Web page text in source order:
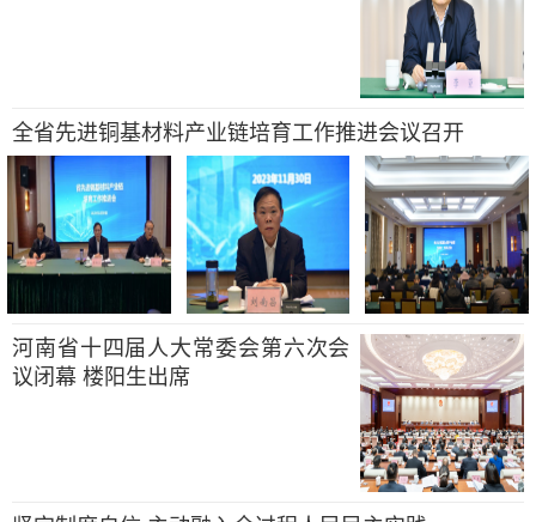
全省先进铜基材料产业链培育工作推进会议召开
河南省十四届人大常委会第六次会
议闭幕 楼阳生出席